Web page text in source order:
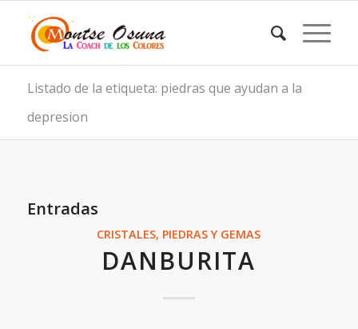
Listado de la etiqueta: piedras que ayudan a la
depresion
Entradas
CRISTALES, PIEDRAS Y GEMAS
DANBURITA